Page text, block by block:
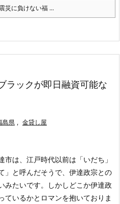
震災に負けない福 ...
ラックが即日融資可能な
島県 , 金貸し屋
市は、江戸時代以前は「いだち」
」と呼んだそうで、伊達政宗との
みたいです。しかしどこか伊達政
ているかとロマンを抱いておりま